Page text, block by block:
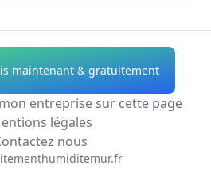
Traitement
d'Humidité des
Murs Allier
Traitement
d'Humidité des
MursAlpes-de-
maintenant & gratuitement
entreprise sur cette page
légales
nous